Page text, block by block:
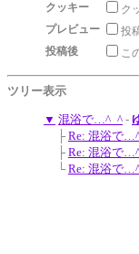
クッキー
ク
プレビュー
投
投稿後
こ
ツリー表示
▼ 混浴で…^_^ -
├Re: 混浴で
├Re: 混浴で
└Re: 混浴で